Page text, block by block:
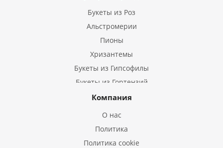
Букеты из Роз
Альстромерии
Пионы
Хризантемы
Букеты из Гипсофилы
Букеты из Гортензий
Букеты из Ирисов
Букеты из Эустом
Компания
О нас
Политика
Политика cookie